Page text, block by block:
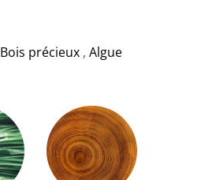
Bois précieux , Algue